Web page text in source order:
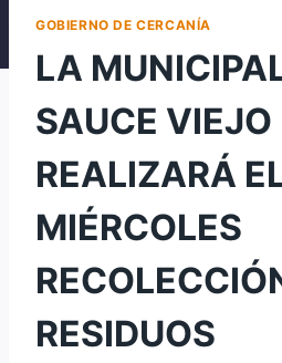
GOBIERNO DE CERCANÍA
LA
SAUCE VIEJO
REALIZARÁ
MIÉRCOLES
RESIDUOS